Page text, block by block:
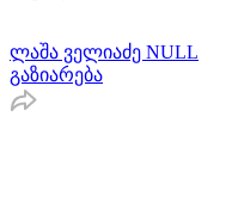
ლაშა ველიაძე NULL
გაზიარება